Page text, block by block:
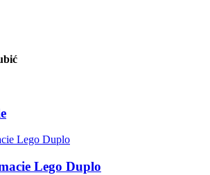
Lego Duplo